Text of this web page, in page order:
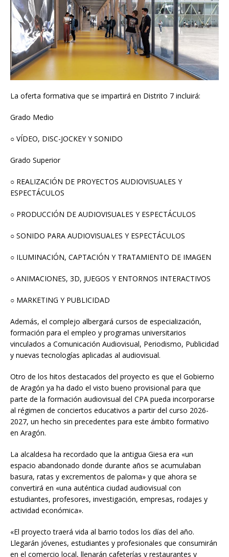
La oferta formativa que se impartirá en Distrito 7 incluirá:
Grado Medio
○ VÍDEO, DISC-JOCKEY Y SONIDO
Grado Superior
○ REALIZACIÓN DE PROYECTOS AUDIOVISUALES Y
ESPECTÁCULOS
○ PRODUCCIÓN DE AUDIOVISUALES Y ESPECTÁCULOS
○ SONIDO PARA AUDIOVISUALES Y ESPECTÁCULOS
○ ILUMINACIÓN, CAPTACIÓN Y TRATAMIENTO DE IMAGEN
○ ANIMACIONES, 3D, JUEGOS Y ENTORNOS INTERACTIVOS
○ MARKETING Y PUBLICIDAD
Además, el complejo albergará cursos de especialización,
formación para el empleo y programas universitarios
vinculados a Comunicación Audiovisual, Periodismo, Publicidad
y nuevas tecnologías aplicadas al audiovisual.
Otro de los hitos destacados del proyecto es que el Gobierno
de Aragón ya ha dado el visto bueno provisional para que
parte de la formación audiovisual del CPA pueda incorporarse
al régimen de conciertos educativos a partir del curso 2026-
2027, un hecho sin precedentes para este ámbito formativo
en Aragón.
La alcaldesa ha recordado que la antigua Giesa era «un
espacio abandonado donde durante años se acumulaban
basura, ratas y excrementos de paloma» y que ahora se
convertirá en «una auténtica ciudad audiovisual con
estudiantes, profesores, investigación, empresas, rodajes y
actividad económica».
«El proyecto traerá vida al barrio todos los días del año.
Llegarán jóvenes, estudiantes y profesionales que consumirán
en el comercio local, llenarán cafeterías y restaurantes y